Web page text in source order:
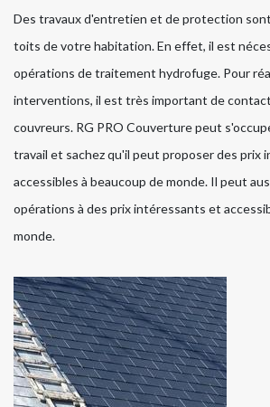
Des travaux d'entretien et de protection
toits de votre habitation. En effet, il est
opérations de traitement hydrofuge. Pour
interventions, il est très important de
couvreurs. RG PRO Couverture peut
travail et sachez qu'il peut proposer des prix
accessibles à beaucoup de monde. Il peut
opérations à des prix intéressants et
monde.